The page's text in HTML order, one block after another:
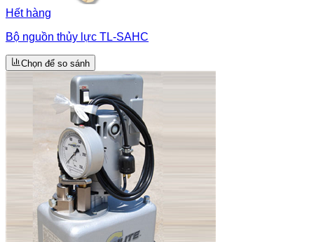
Hết hàng
Bộ nguồn thủy lực TL-SAHC
Chọn để so sánh